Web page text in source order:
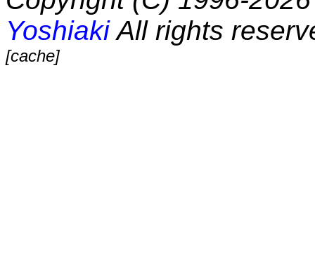
YoshiakiAll rights
[cache]